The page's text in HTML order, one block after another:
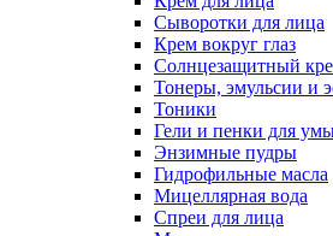
Сыворотки для лица
Крем вокруг глаз
Солнцезащитный
Тонеры, эмульсии и
Тоники
Гели и пенки для
Энзимные пудры
Гидрофильные масла
Мицеллярная вода
Спреи для лица